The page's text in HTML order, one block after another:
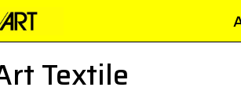
Textile